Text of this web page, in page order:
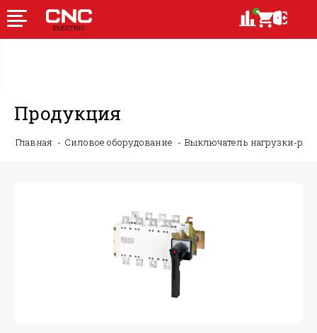
Продукция
Главная Силовое оборудование Выключатель нагрузки-